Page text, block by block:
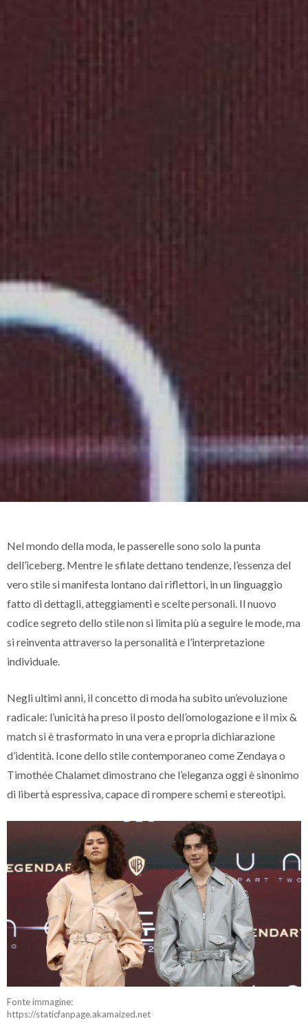
Nel mondo della moda, le passerelle sono solo la punta
dell’iceberg. Mentre le sfilate dettano tendenze, l’essenza del
vero stile si manifesta lontano dai riflettori, in un linguaggio
fatto di dettagli, atteggiamenti e scelte personali. Il nuovo
codice segreto dello stile non si limita più a seguire le mode, ma
si reinventa attraverso la personalità e l’interpretazione
individuale.
Negli ultimi anni, il concetto di moda ha subito un’evoluzione
radicale: l’unicità ha preso il posto dell’omologazione e il mix &
match si è trasformato in una vera e propria dichiarazione
d’identità. Icone dello stile contemporaneo come Zendaya o
Timothée Chalamet dimostrano che l’eleganza oggi è sinonimo
di libertà espressiva, capace di rompere schemi e stereotipi.
Fonte immagine:
https://staticfanpage.akamaized.net